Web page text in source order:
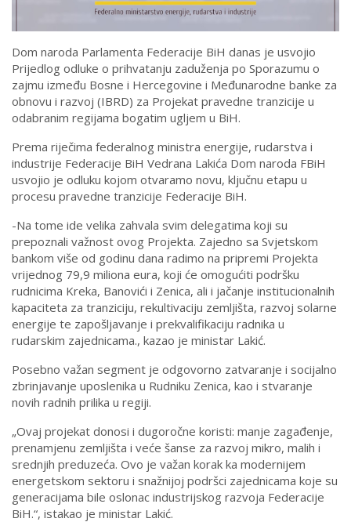
Dom naroda Parlamenta Federacije BiH danas je usvojio
Prijedlog odluke o prihvatanju zaduženja po Sporazumu o
zajmu između Bosne i Hercegovine i Međunarodne banke za
obnovu i razvoj (IBRD) za Projekat pravedne tranzicije u
odabranim regijama bogatim ugljem u BiH.
Prema riječima federalnog ministra energije, rudarstva i
industrije Federacije BiH Vedrana Lakića Dom naroda FBiH
usvojio je odluku kojom otvaramo novu, ključnu etapu u
procesu pravedne tranzicije Federacije BiH.
-Na tome ide velika zahvala svim delegatima koji su
prepoznali važnost ovog Projekta. Zajedno sa Svjetskom
bankom više od godinu dana radimo na pripremi Projekta
vrijednog 79,9 miliona eura, koji će omogućiti podršku
rudnicima Kreka, Banovići i Zenica, ali i jačanje institucionalnih
kapaciteta za tranziciju, rekultivaciju zemljišta, razvoj solarne
energije te zapošljavanje i prekvalifikaciju radnika u
rudarskim zajednicama., kazao je ministar Lakić.
Posebno važan segment je odgovorno zatvaranje i socijalno
zbrinjavanje uposlenika u Rudniku Zenica, kao i stvaranje
novih radnih prilika u regiji.
„Ovaj projekat donosi i dugoročne koristi: manje zagađenje,
prenamjenu zemljišta i veće šanse za razvoj mikro, malih i
srednjih preduzeća. Ovo je važan korak ka modernijem
energetskom sektoru i snažnijoj podršci zajednicama koje su
generacijama bile oslonac industrijskog razvoja Federacije
BiH.“, istakao je ministar Lakić.